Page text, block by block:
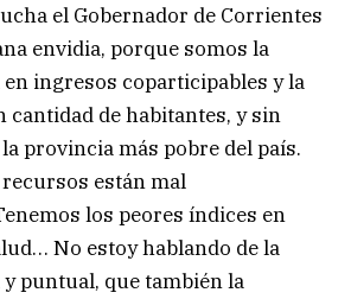
el Gobernador de Corrientes
envidia, porque somos la
ingresos coparticipables y la
cantidad de habitantes, y sin
provincia más pobre del país.
están mal
los peores índices en
No estoy hablando de la
puntual, que también la